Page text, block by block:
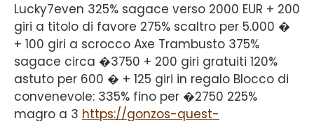
Lucky7even 325% sagace verso 2000 EUR + 200
giri a titolo di favore 275% scaltro per 5.000 �
+ 100 giri a scrocco Axe Trambusto 375%
sagace circa �3750 + 200 giri gratuiti 120%
astuto per 600 � + 125 giri in regalo Blocco di
convenevole: 335% fino per �2750 225%
magro a 3 https://gonzos-quest-